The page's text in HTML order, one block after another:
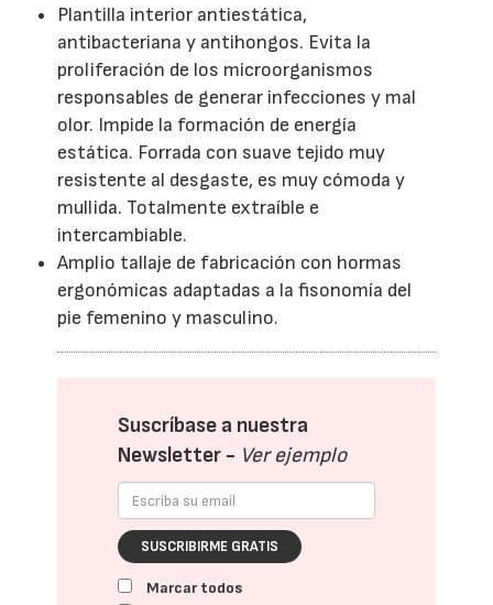
Plantilla interior antiestática,
antibacteriana y antihongos. Evita la
proliferación de los microorganismos
responsables de generar infecciones y mal
olor. Impide la formación de energía
estática. Forrada con suave tejido muy
resistente al desgaste, es muy cómoda y
mullida. Totalmente extraíble e
intercambiable.
Amplio tallaje de fabricación con hormas
ergonómicas adaptadas a la fisonomía del
pie femenino y masculino.
Suscríbase a nuestra
Newsletter - Ver ejemplo
SUSCRIBIRME GRATIS
Marcar todos